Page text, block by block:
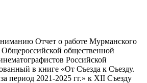
Отчет о работе Мурманского
Общероссийской общественной
Российской
в книге «От Съезда к Съезду.
период 2021-2025 гг.» к XII Съезду